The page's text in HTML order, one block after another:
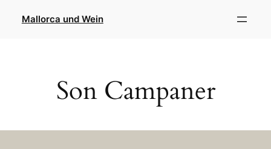
Mallorca und Wein
Son Campaner